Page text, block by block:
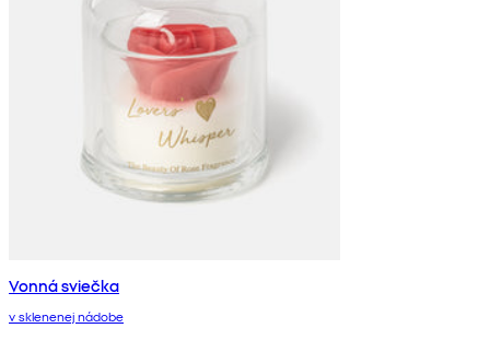
Vonná sviečka
v sklenenej nádobe